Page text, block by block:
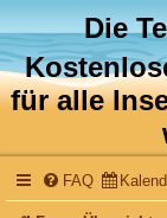
Die
für alle
FAQ